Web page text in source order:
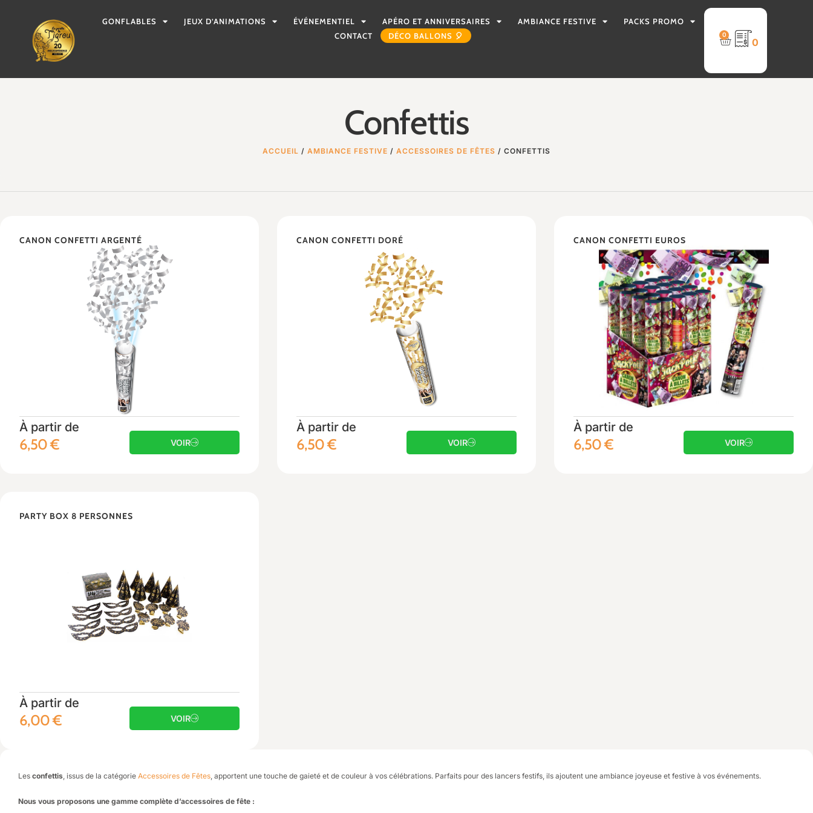
GONFLABLES JEUX D’ANIMATIONS ÉVÉNEMENTIEL APÉRO ET ANNIVERSAIRES AMBIANCE FESTIVE
PACKS PROMO
CONTACT
DÉCO BALLONS 🎈 0
0
Confettis
ACCUEIL / AMBIANCE FESTIVE / ACCESSOIRES DE FÊTES / CONFETTIS
CANON CONFETTI ARGENTÉ
À partir de
6,50€ VOIR
CANON CONFETTI DORÉ
À partir de
6,50€ VOIR
CANON CONFETTI EUROS
À partir de
6,50€ VOIR
PARTY BOX 8 PERSONNES
À partir de
6,00€ VOIR
Les confettis, issus de la catégorie Accessoires de Fêtes, apportent une touche de gaieté et de couleur à vos célébrations. Parfaits pour des lancers festifs, ils ajoutent une ambiance joyeuse et festive à vos événements.
Nous vous proposons une gamme complète d’accessoires de fête :